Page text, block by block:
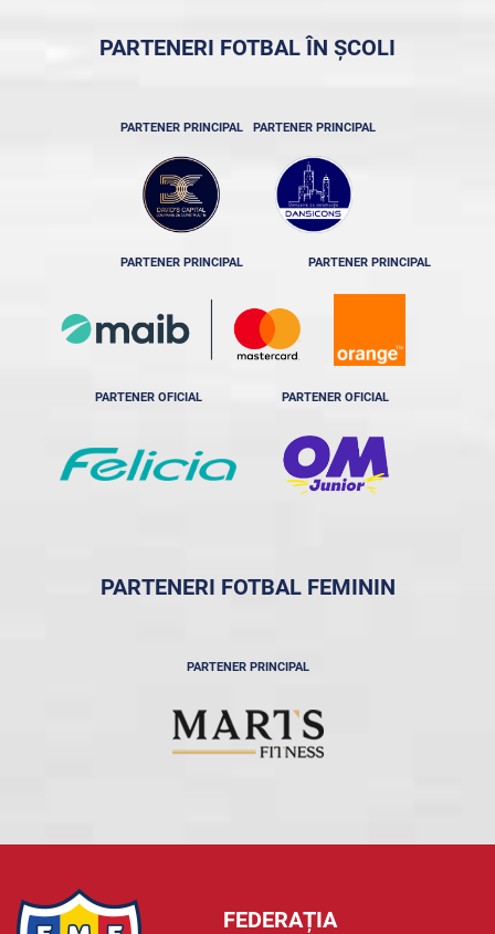
PARTENERI FOTBAL ÎN ȘCOLI
PARTENER PRINCIPAL PARTENER PRINCIPAL
PARTENER PRINCIPAL PARTENER PRINCIPAL
PARTENER OFICIAL PARTENER OFICIAL
PARTENERI FOTBAL FEMININ
PARTENER PRINCIPAL
FEDERAȚIA